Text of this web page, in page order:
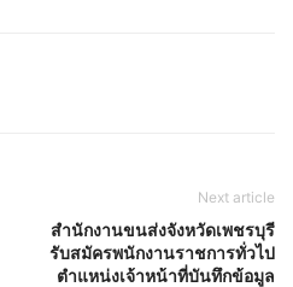
Next article
สำนักงานขนส่งจังหวัดเพชรบุรี
รับสมัครพนักงานราชการทั่วไป
ตำแหน่งเจ้าหน้าที่บันทึกข้อมูล